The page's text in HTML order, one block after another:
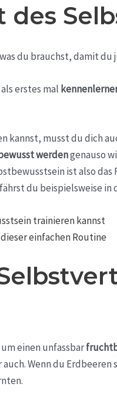
des
du brauchst, damit
erstes mal
kannst, musst du dich
werdengenauso
ist also
du beispielsweise in
trainieren kannst
einfachen Routine
einen unfassbar
Wenn du